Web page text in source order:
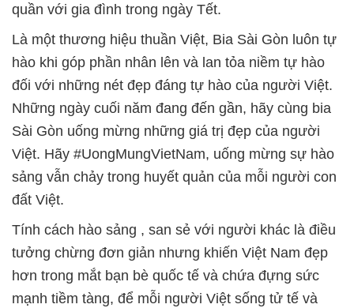
quần với gia đình trong ngày Tết.
Là một thương hiệu thuần Việt, Bia Sài Gòn luôn tự
hào khi góp phần nhân lên và lan tỏa niềm tự hào
đối với những nét đẹp đáng tự hào của người Việt.
Những ngày cuối năm đang đến gần, hãy cùng bia
Sài Gòn uống mừng những giá trị đẹp của người
Việt. Hãy #UongMungVietNam, uống mừng sự hào
sảng vẫn chảy trong huyết quản của mỗi người con
đất Việt.
Tính cách hào sảng , san sẻ với người khác là điều
tưởng chừng đơn giản nhưng khiến Việt Nam đẹp
hơn trong mắt bạn bè quốc tế và chứa đựng sức
mạnh tiềm tàng, để mỗi người Việt sống tử tế và